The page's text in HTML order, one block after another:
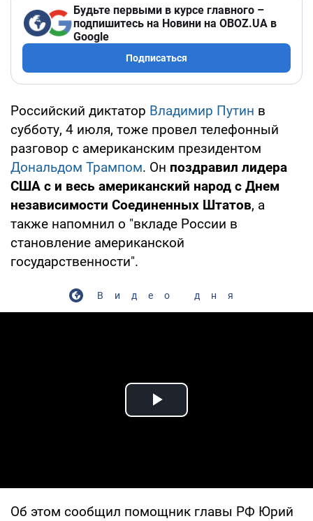
Будьте первыми в курсе главного –
подпишитесь на Новини на OBOZ.UA в
Google
Подписаться
Российский диктатор Владимир Путин в
субботу, 4 июля, тоже провел телефонный
разговор с американским президентом
Дональдом Трампом. Он поздравил лидера
США с и весь американский народ с Днем
независимости Соединенных Штатов, а
также напомнил о "вкладе России в
становление американской
государственности".
Видео дня
Play Video
Об этом сообщил помощник главы РФ Юрий